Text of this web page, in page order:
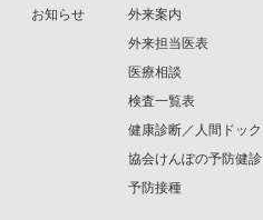
お知らせ
外来案内
外来担当医表
医療相談
検査一覧表
健康診断／人間ドック
協会けんぽの予防健診
予防接種